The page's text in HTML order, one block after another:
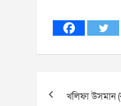
খলিফা উসমান